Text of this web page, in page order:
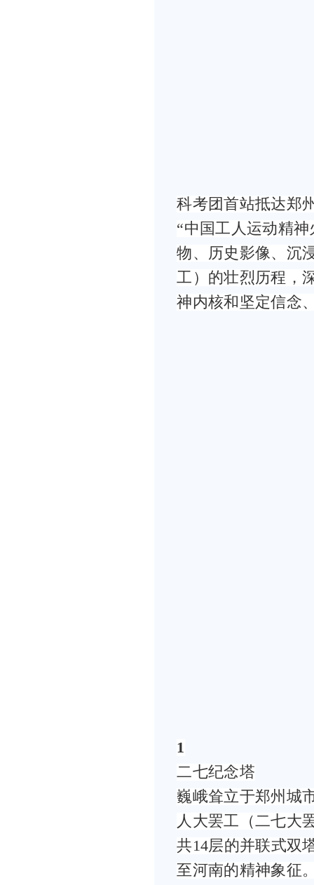
科考团首站抵达郑
“中国工人运动精
物、历史影像、沉
工）的壮烈历程，
神内核和坚定信念
1
二七纪念塔
巍峨耸立于郑州城
人大罢工（二七大
共14层的并联式双
至河南的精神象征